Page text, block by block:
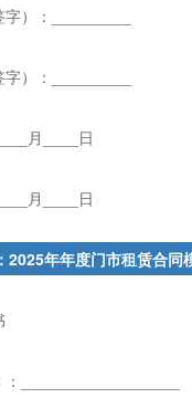
）：_________
）：_________
月____日
月____日
2025年年度门市租赁合同
__________________